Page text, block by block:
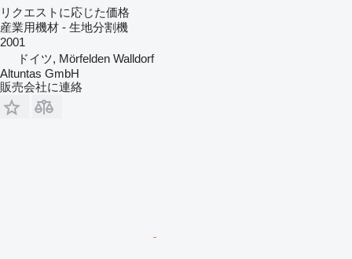
リクエストに応じた価格
産業用機材 - 生地分割機
2001
ドイツ, Mörfelden Walldorf
Altuntas GmbH
販売会社に連絡